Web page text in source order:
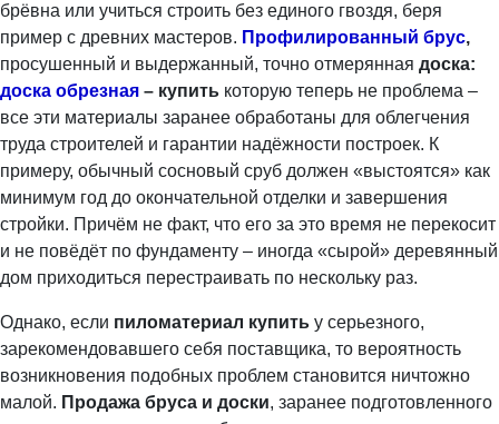
брёвна или учиться строить без единого гвоздя, беря
пример с древних мастеров. Профилированный брус,
просушенный и выдержанный, точно отмерянная доска:
доска обрезная – купить которую теперь не проблема –
все эти материалы заранее обработаны для облегчения
труда строителей и гарантии надёжности построек. К
примеру, обычный сосновый сруб должен «выстоятся» как
минимум год до окончательной отделки и завершения
стройки. Причём не факт, что его за это время не перекосит
и не повёдёт по фундаменту – иногда «сырой» деревянный
дом приходиться перестраивать по нескольку раз.
Однако, если пиломатериал купить у серьезного,
зарекомендовавшего себя поставщика, то вероятность
возникновения подобных проблем становится ничтожно
малой. Продажа бруса и доски, заранее подготовленного